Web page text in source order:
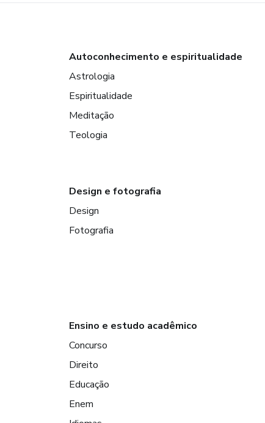
Autoconhecimento e espiritualidade
Astrologia
Espiritualidade
Meditação
Teologia
Design e fotografia
Design
Fotografia
Ensino e estudo acadêmico
Concurso
Direito
Educação
Enem